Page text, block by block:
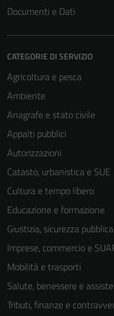
Documenti e Dati
CATEGORIE DI SERVIZIO
Agricoltura e pesca
Ambiente
Anagrafe e stato civile
Appalti pubblici
Autorizzazioni
Catasto, urbanistica e SUE
Cultura e tempo libero
Educazione e formazione
Giustizia, sicurezza
Imprese, commercio e
Mobilità e trasporti
Salute, benessere e
Tributi, finanze e